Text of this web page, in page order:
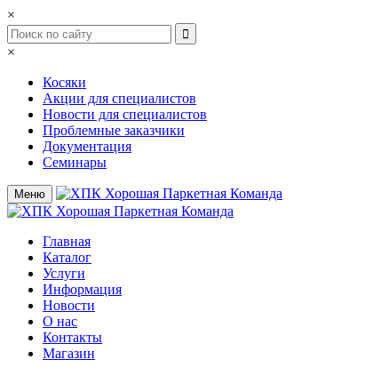
×
×
Косяки
Акции для специалистов
Новости для специалистов
Проблемные заказчики
Документация
Семинары
Меню
Главная
Каталог
Услуги
Информация
Новости
О нас
Контакты
Магазин